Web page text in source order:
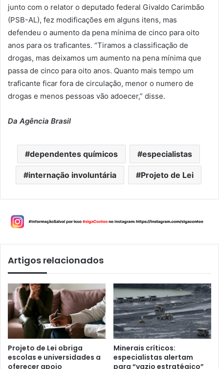
junto com o relator o deputado federal Givaldo Carimbão
(PSB-AL), fez modificações em alguns itens, mas
defendeu o aumento da pena mínima de cinco para oito
anos para os traficantes. “Tiramos a classificação de
drogas, mas deixamos um aumento na pena mínima que
passa de cinco para oito anos. Quanto mais tempo um
traficante ficar fora de circulação, menor o numero de
drogas e menos pessoas vão adoecer,” disse.
Da Agência Brasil
dependentes químicos especialistas
internação involuntária Projeto de Lei
Artigos relacionados
Projeto de Lei obriga
escolas e universidades a
oferecer apoio
Minerais críticos:
especialistas alertam
para “vazio estratégico”